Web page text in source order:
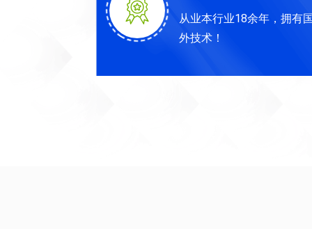
从业本行业18余年，拥有
外技术！